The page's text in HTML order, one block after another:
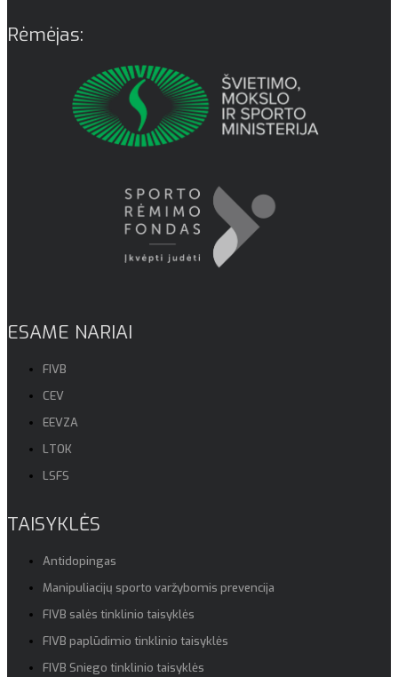
Rėmėjas:
ESAME NARIAI
FIVB
CEV
EEVZA
LTOK
LSFS
TAISYKLĖS
Antidopingas
Manipuliacijų sporto varžybomis prevencija
FIVB salės tinklinio taisyklės
FIVB paplūdimio tinklinio taisyklės
FIVB Sniego tinklinio taisyklės